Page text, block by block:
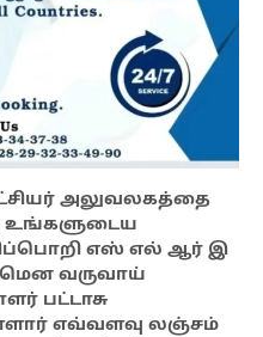
அலுவலகத்தை
உங்களுடைய
எஸ் எல் ஆர் இ
வருவாய்
பட்டாசு
எவ்வளவு லஞ்சம்